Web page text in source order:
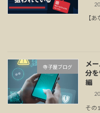
【
寺子屋ブログ
メ
分
編
その